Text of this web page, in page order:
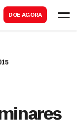
DOE AGORA